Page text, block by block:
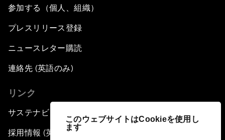
このウェブサイトはCookieを使用し
ます
参加する（個人、組織）
プレスリリース登録
ニュースレター購読
連絡先 (英語のみ)
リンク
サステナビリティへの取り組み
採用情報 (英語のみ)